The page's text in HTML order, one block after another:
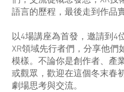
語言的歷程，最後走到作品
以4場講座為首發，邀請到4
XR領域先行者們，分享他們
模樣。不論你是創作者、產
或觀眾，歡迎在這個冬末春
劇場思考與交流。